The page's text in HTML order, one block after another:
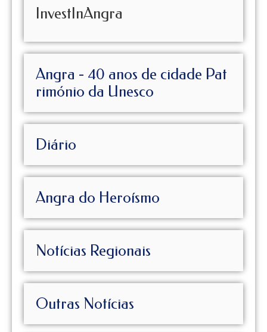
InvestInAngra
Angra - 40 anos de cidade Pat
rimónio da Unesco
Diário
Angra do Heroísmo
Notícias Regionais
Outras Notícias